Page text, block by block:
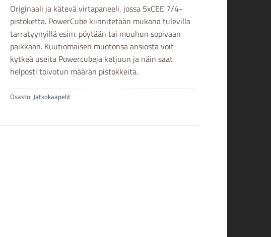
Originaali ja kätevä virtapaneeli, jossa 5xCEE 7/4-
pistoketta. PowerCube kiinnitetään mukana tulevilla
tarratyynyillä esim. pöytään tai muuhun sopivaan
paikkaan. Kuutiomaisen muotonsa ansiosta voit
kytkeä useita Powercubeja ketjuun ja näin saat
helposti toivotun määrän pistokkeita.
Osasto: Jatkokaapelit